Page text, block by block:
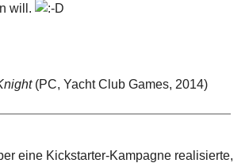
will.
(PC, Yacht Club Games, 2014)
eine Kickstarter-Kampagne realisierte,